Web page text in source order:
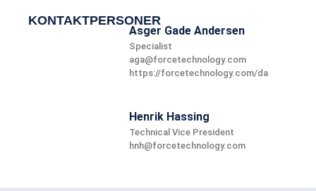
KONTAKTPERSONER
Asger Gade Andersen
Specialist
aga@forcetechnology.com
https://forcetechnology.com/da
Henrik Hassing
Technical Vice President
hnh@forcetechnology.com